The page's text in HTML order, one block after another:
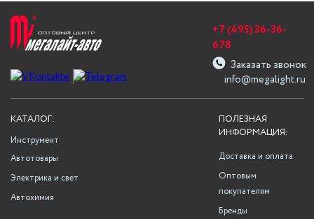
info@megalight.ru
+7 (495) 36-36-
678
Заказать звонок
ПОЛЕЗНАЯ
ИНФОРМАЦИЯ:
Доставка и оплата
Оптовым
покупателям
Бренды
КАТАЛОГ:
Инструмент
Автотовары
Электрика и свет
Автохимия